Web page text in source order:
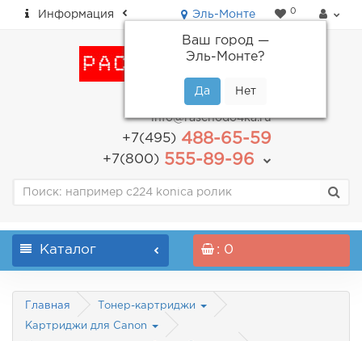
Информация Эль-Монте
Ваш город —
Эль-Монте?
0
пн-пт: с 9.00 до 18.00
info@raschodo4ka.ru
+7(495)488-65-59
+7(800)555-89-96
Каталог : 0
Главная Тонер-картриджи
Картриджи для Canon